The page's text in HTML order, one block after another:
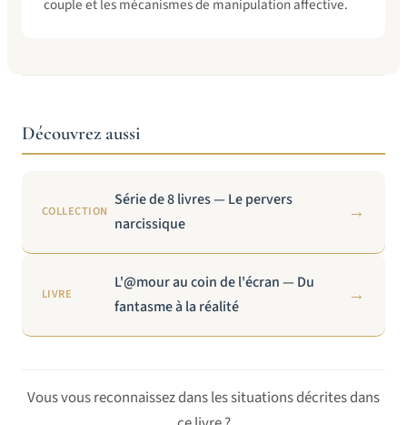
couple et les mécanismes de manipulation affective.
Découvrez aussi
COLLECTION
Série de 8 livres — Le pervers
narcissique
→
LIVRE
L'@mour au coin de l'écran — Du
fantasme à la réalité
→
Vous vous reconnaissez dans les situations décrites dans